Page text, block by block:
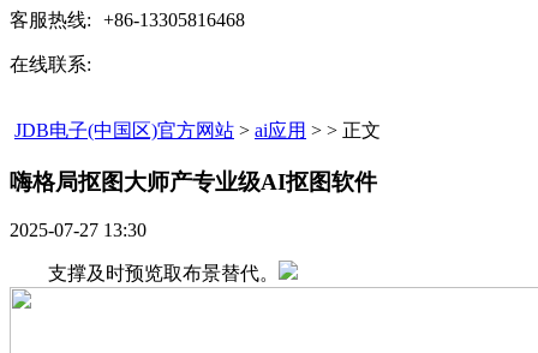
客服热线: +86-13305816468
在线联系:
JDB电子(中国区)官方网站 > ai应用 > > 正文
嗨格局抠图大师产专业级AI抠图软件​
2025-07-27 13:30
支撑及时预览取布景替代。